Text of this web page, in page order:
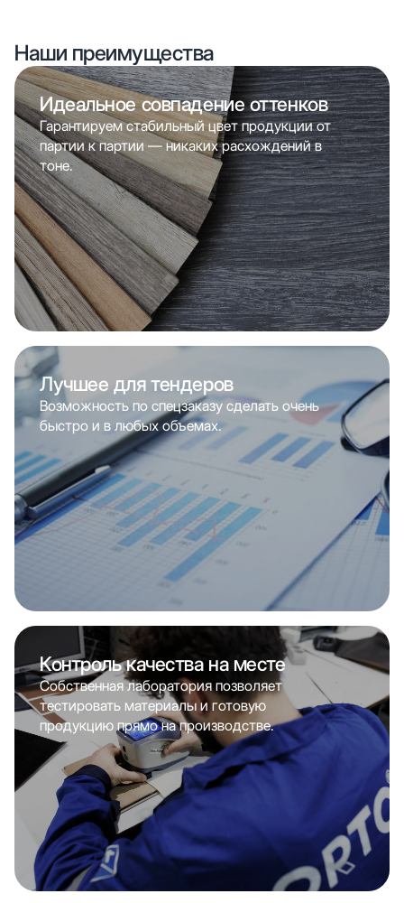
Наши преимущества
Идеальное совпадение оттенков
Гарантируем стабильный цвет продукции от
партии к партии — никаких расхождений в
тоне.
Лучшее для тендеров
Возможность по спецзаказу сделать очень
быстро и в любых объемах.
Контроль качества на месте
Собственная лаборатория позволяет
тестировать материалы и готовую
продукцию прямо на производстве.